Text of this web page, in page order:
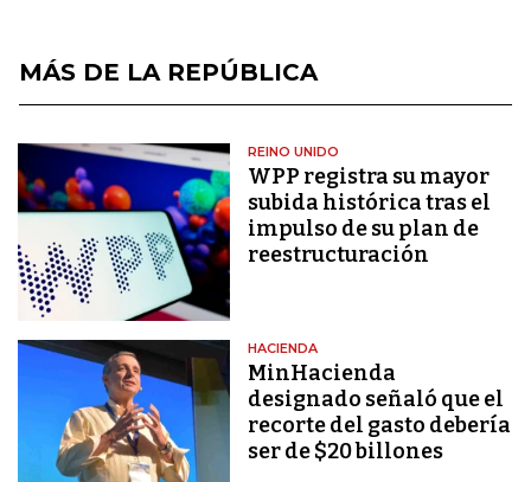
MÁS DE LA REPÚBLICA
REINO UNIDO
WPP registra su mayor
subida histórica tras el
impulso de su plan de
reestructuración
HACIENDA
MinHacienda
designado señaló que el
recorte del gasto debería
ser de $20 billones